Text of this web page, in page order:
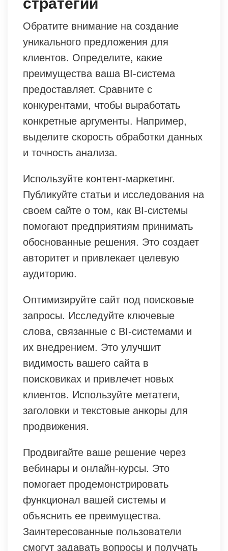
стратегий
Обратите внимание на создание
уникального предложения для
клиентов. Определите, какие
преимущества ваша BI-система
предоставляет. Сравните с
конкурентами, чтобы выработать
конкретные аргументы. Например,
выделите скорость обработки данных
и точность анализа.
Используйте контент-маркетинг.
Публикуйте статьи и исследования на
своем сайте о том, как BI-системы
помогают предприятиям принимать
обоснованные решения. Это создает
авторитет и привлекает целевую
аудиторию.
Оптимизируйте сайт под поисковые
запросы. Исследуйте ключевые
слова, связанные с BI-системами и
их внедрением. Это улучшит
видимость вашего сайта в
поисковиках и привлечет новых
клиентов. Используйте метатеги,
заголовки и текстовые анкоры для
продвижения.
Продвигайте ваше решение через
вебинары и онлайн-курсы. Это
помогает продемонстрировать
функционал вашей системы и
объяснить ее преимущества.
Заинтересованные пользователи
смогут задавать вопросы и получать